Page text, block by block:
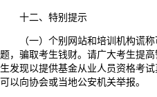
十二、特别提示
（一）个别网站和培训机构谎称
题，骗取考生钱财。请广大考生提
生发现以提供基金从业人员资格考
可以向协会或当地公安机关举报。